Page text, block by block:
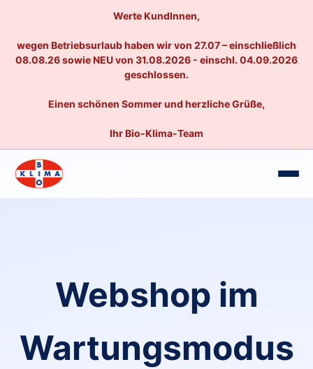
Werte KundInnen,
wegen Betriebsurlaub haben wir von 27.07 – einschließlich
08.08.26 sowie NEU von 31.08.2026 - einschl. 04.09.2026
geschlossen.
Einen schönen Sommer und herzliche Grüße,
Ihr Bio-Klima-Team
Webshop im
Wartungsmodus